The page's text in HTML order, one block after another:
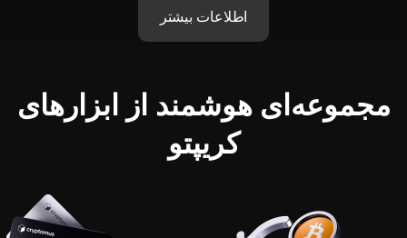
اطلاعات بیشتر
مجموعه‌ای هوشمند از ابزارهای
کریپتو